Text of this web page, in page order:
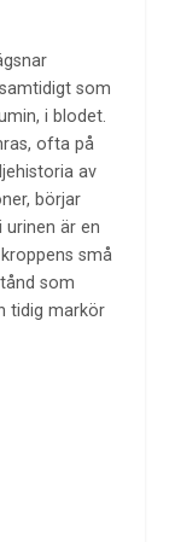
som
i blodet.
ofta på
av
börjar
urinen är en
små
som
tidig markör